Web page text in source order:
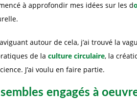
à approfondir mes idées sur les d
autour de cela, j’ai trouvé la
de la culture circulaire, la
J’ai voulu en faire partie.
engagés à